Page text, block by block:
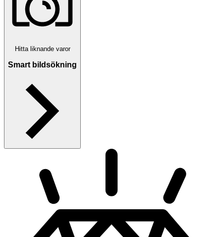
Hitta liknande varor
Smart bildsökning